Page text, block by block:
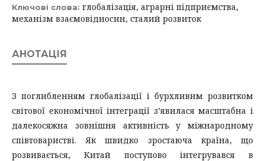
Ключові слова: глобалізація, аграрні підприємства,
механізм взаємовідносин, сталий розвиток
АНОТАЦІЯ
З поглибленням глобалізації і бурхливим розвитком
світової економічної інтеграції з’явилася масштабна і
далекосяжна зовнішня активність у міжнародному
співтоваристві. Як швидко зростаюча країна, що
розвивається, Китай поступово інтегрувався в